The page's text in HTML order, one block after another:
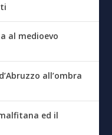
al medioevo
all’ombra
ed il